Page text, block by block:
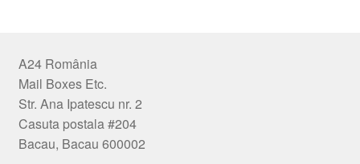
A24 România
Mail Boxes Etc.
Str. Ana Ipatescu nr. 2
Casuta postala #204
Bacau, Bacau 600002